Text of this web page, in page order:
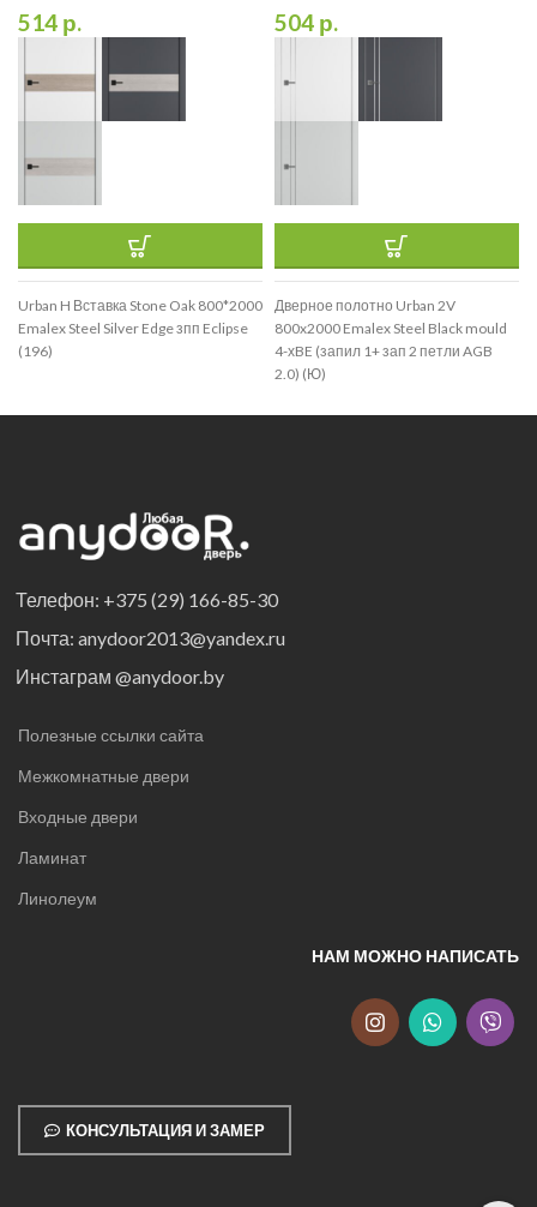
514 р.
Urban H Вставка Stone Oak 800*2000
Emalex Steel Silver Edge зпп Eclipse
(196)
504 р.
Дверное полотно Urban 2V
800x2000 Emalex Steel Black mould
4-хBE (запил 1+ зап 2 петли AGB
2.0) (Ю)
Телефон: +375 (29) 166-85-30
Почта: anydoor2013@yandex.ru
Инстаграм @anydoor.by
Полезные ссылки сайта
Межкомнатные двери
Входные двери
Ламинат
Линолеум
НАМ МОЖНО НАПИСАТЬ
КОНСУЛЬТАЦИЯ И ЗАМЕР